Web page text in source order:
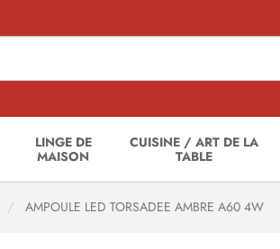
LINGE DE
MAISON
CUISINE / ART DE LA
TABLE
AMPOULE LED TORSADEE AMBRE A60 4W